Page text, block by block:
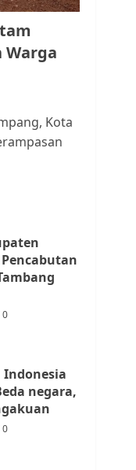
di
RW
Batam,
Protes
Ajukan
Wali
BP
Warga
Warga
Kota
0
Indonesia
negara,
0